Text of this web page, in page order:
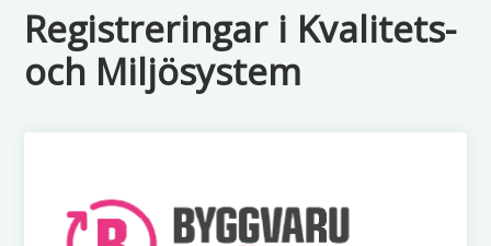
Registreringar i Kvalitets-
och Miljösystem